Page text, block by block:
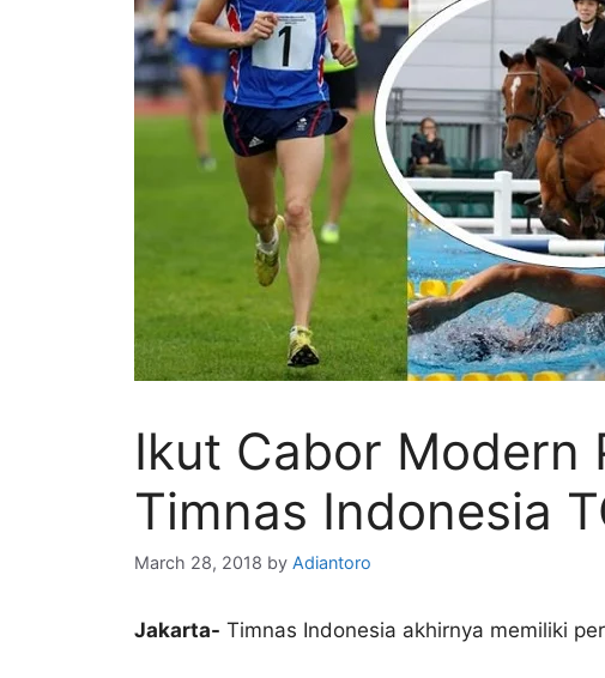
Ikut Cabor Modern
Timnas Indonesia
March 28, 2018 by Adiantoro
Jakarta- Timnas Indonesia akhirnya memiliki